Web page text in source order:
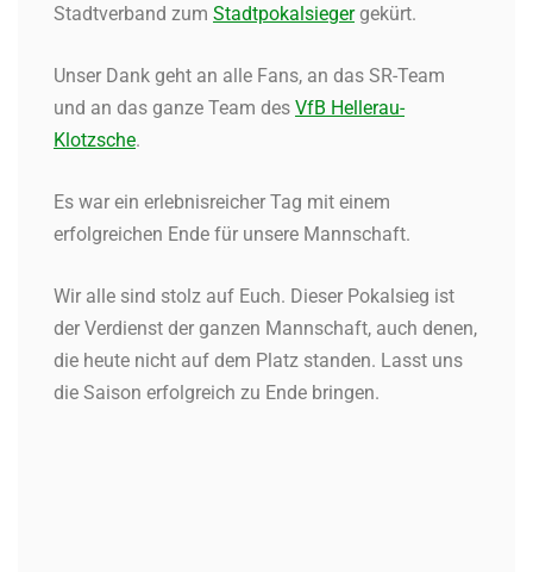
Stadtverband zum Stadtpokalsiegergekürt.
Unser Dank geht an alle Fans, an das SR-Team
und an das ganze Team des VfB Hellerau-
Klotzsche.
Es war ein erlebnisreicher Tag mit einem
erfolgreichen Ende für unsere Mannschaft.
Wir alle sind stolz auf Euch. Dieser Pokalsieg ist
der Verdienst der ganzen Mannschaft, auch denen,
die heute nicht auf dem Platz standen. Lasst uns
die Saison erfolgreich zu Ende bringen.